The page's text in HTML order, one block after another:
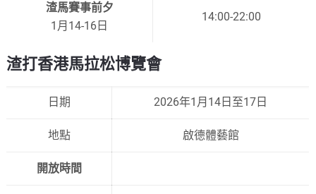
渣馬賽事前夕
1月14-16日
14:00-22:00
渣打香港馬拉松博覽會
日期 2026年1月14日至17日
地點 啟德體藝館
開放時間